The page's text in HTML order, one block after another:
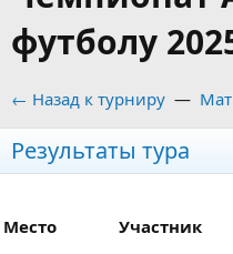
футболу
← Назад к турниру —
Результаты тура
Место Участник